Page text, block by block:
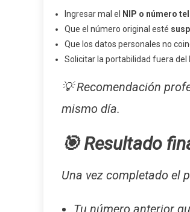
Ingresar mal el NIP o número
Que el número original esté
Que los datos personales no
Solicitar la portabilidad fuera del
💡Recomendación
mismo día.
🎯 Resultado
Una vez completado el
Tu número anterior